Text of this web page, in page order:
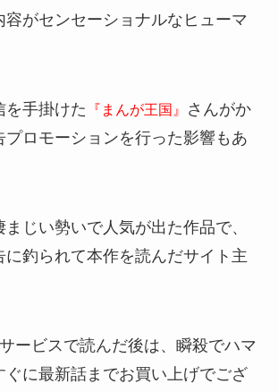
容がセンセーショナルなヒューマ
を手掛けた 『まんが王国』
さんがか
プロモーションを行った影響もあ
じい勢いで人気が出た作品で、
に釣られて本作を読んだサイト主
ービスで読んだ後は、瞬殺でハマ
ぐに最新話までお買い上げでござ